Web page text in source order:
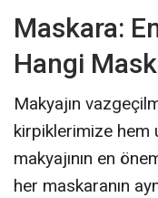
Maskara:
Hangi
Makyajın
kirpiklerimize hem
makyajının en
her maskaranın